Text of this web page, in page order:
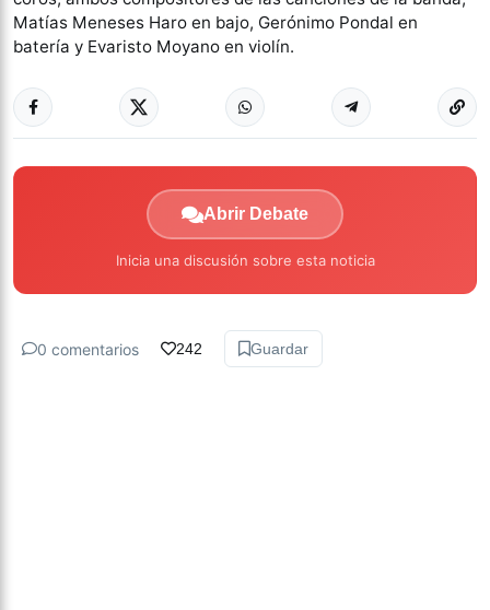
Matías Meneses Haro en bajo, Gerónimo Pondal en
batería y Evaristo Moyano en violín.
Abrir Debate
Inicia una discusión sobre esta noticia
0 comentarios 242 Guardar